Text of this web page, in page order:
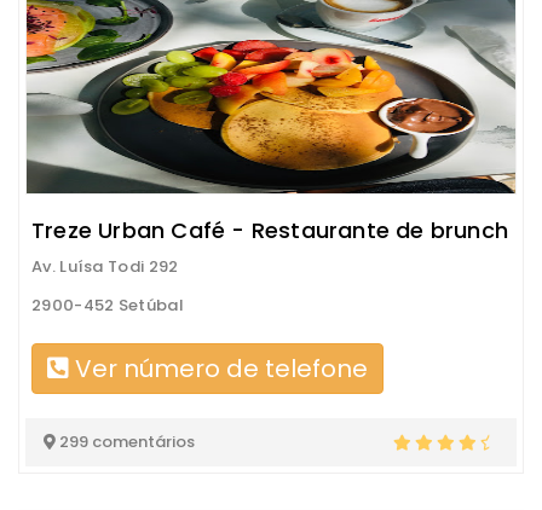
Treze Urban Café - Restaurante de brunch
Av. Luísa Todi 292
2900-452 Setúbal
Ver número de telefone
299 comentários